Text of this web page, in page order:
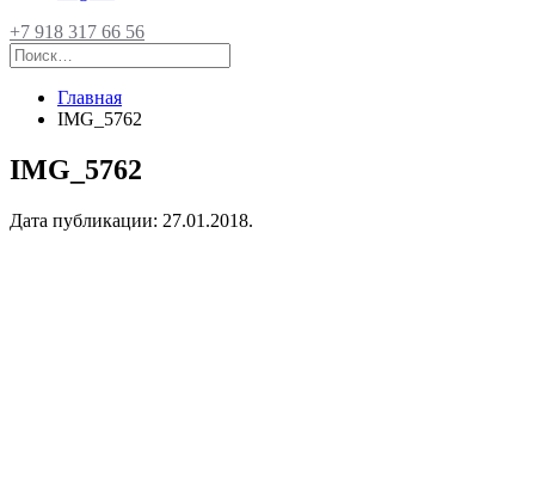
+7 918 317 66 56
Главная
IMG_5762
IMG_5762
Дата публикации: 27.01.2018.